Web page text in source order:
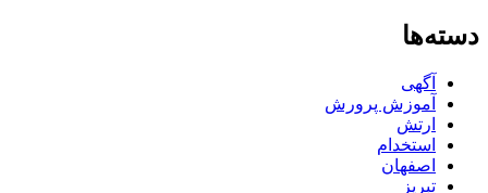
دسته‌ها
آگهی
آموزش پرورش
ارتش
استخدام
اصفهان
تبریز